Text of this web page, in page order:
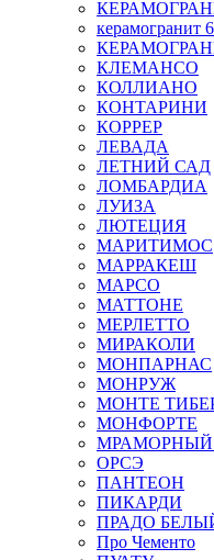
керамогранит
КЛЕМАНСО
КОЛЛИАНО
КОНТАРИНИ
КОРРЕР
ЛЕВАДА
ЛЕТНИЙ САД
ЛОМБАРДИА
ЛУИЗА
ЛЮТЕЦИЯ
МАРИТИМОС
МАРРАКЕШ
МАРСО
МАТТОНЕ
МЕРЛЕТТО
МИРАКОЛИ
МОНПАРНАС
МОНРУЖ
МОНТЕ
МОНФОРТЕ
МРАМОРНЫЙ
ОРСЭ
ПАНТЕОН
ПИКАРДИ
ПРАДО
Про Чементо